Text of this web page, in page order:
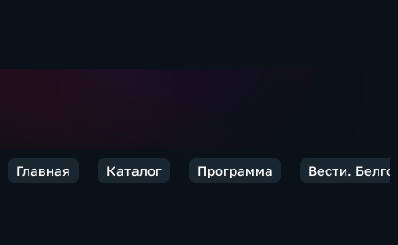
Главная Каталог Программа Вести.